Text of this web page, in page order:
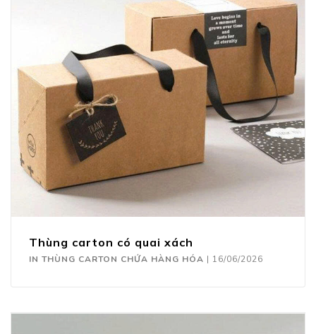
Thùng carton có quai xách
IN THÙNG CARTON CHỨA HÀNG HÓA | 16/06/2026